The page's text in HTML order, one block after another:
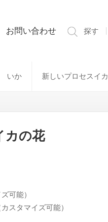
お問い合わせ 探す
いか 新しいプロセスイカ
カの花
可能）
スタマイズ可能）